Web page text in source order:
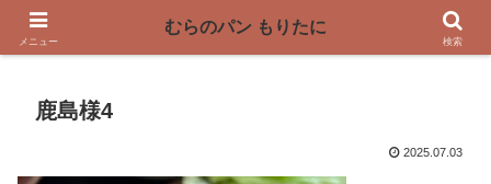
〜奈良県曽爾村の薪窯パン屋〜
鹿島様4
2025.07.03
メニュー
むらのパン もりたに
検索